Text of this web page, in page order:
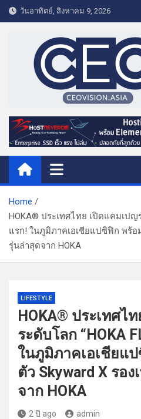
k
e
t
วันอาทิตย์, สิงหาคม 9, 2026
CEO
Business & Lifestyle
Home
HOKA® ประเทศไทย เปิดแคมเปญร
แรก! ในภูมิภาคเอเชียแปซิฟิก พร้อ
รุ่นล่าสุดจาก HOKA
LIFESTYLE
HOKA® ประเทศไ
ระดับโลก “HOKA
ในภูมิภาคเอเชียแ
ตัว Skyward X รอ
จาก HOKA
2 ปี ago admin